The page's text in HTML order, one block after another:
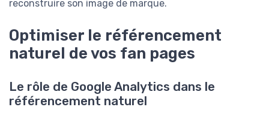
reconstruire son image de marque.
Optimiser le référencement
naturel de vos fan pages
Le rôle de Google Analytics dans le
référencement naturel